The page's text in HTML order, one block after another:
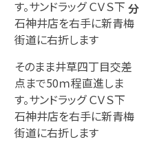
分
そのまま井草四丁目交差
点まで50ｍ程直進しま
す。サンドラッグ ＣＶＳ下
石神井店を右手に新青梅
街道に右折します